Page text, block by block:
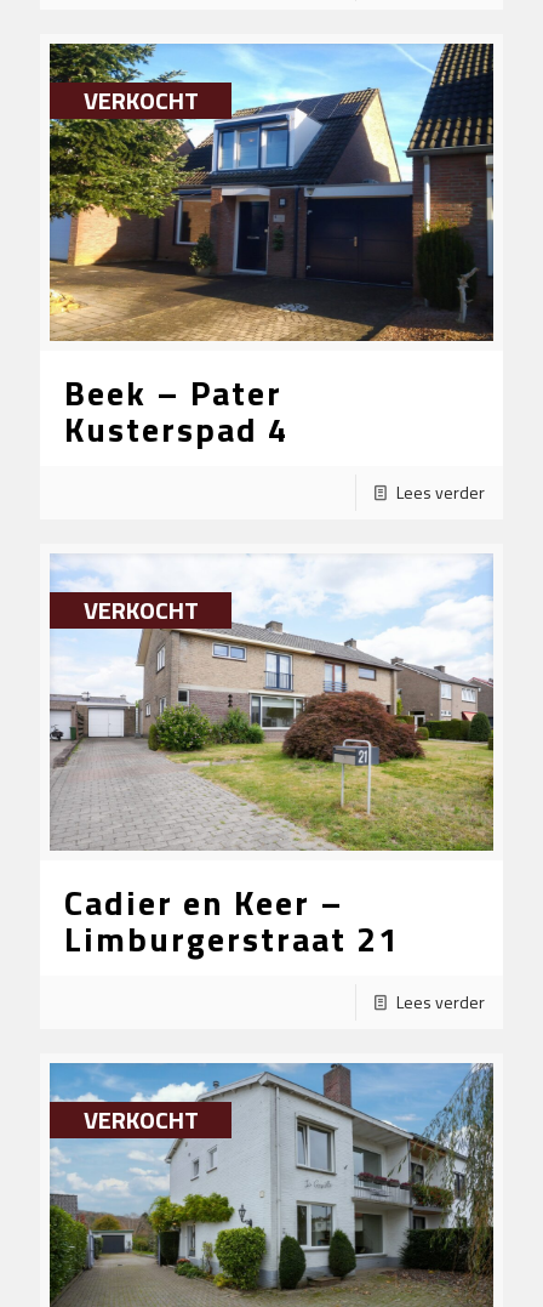
VERKOCHT
Beek – Pater
Kusterspad 4
Lees verder
VERKOCHT
Cadier en Keer –
Limburgerstraat 21
Lees verder
VERKOCHT